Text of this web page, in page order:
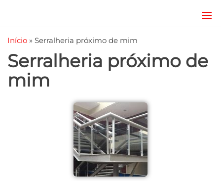
Estruturas
e
Serralheria
coberturas
mezanino
metálico,
telhado
Início » Serralheria próximo de mim
Serralheria próximo de
mim